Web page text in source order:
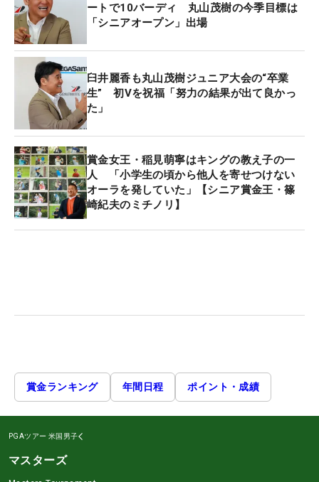
ートで10バーディ 丸山茂樹の今季目標は
「シニアオープン」出場
臼井麗香も丸山茂樹ジュニア大会の“卒業
生” 初Vを祝福「努力の結果が出て良かっ
た」
賞金女王・稲見萌寧はキングの教え子の一
人 「小学生の頃から他人を寄せつけない
オーラを発していた」【シニア賞金王・篠
崎紀夫のミチノリ】
賞金ランキング 年間日程 ポイント・成績
PGAツアー 米国男子
マスターズ